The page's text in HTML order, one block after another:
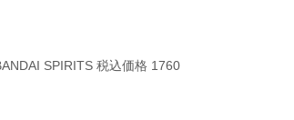
SPIRITS 税込価格 1760